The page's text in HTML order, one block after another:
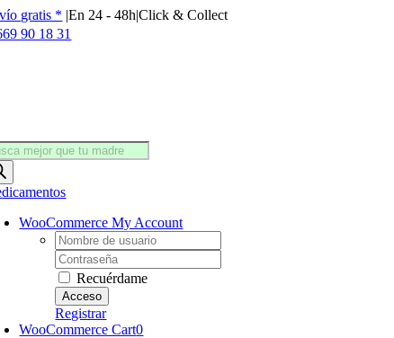
Saltar
al
gratis * |En 24 - 48h|Click & Collect
90 18 31
WooCommerce My Account
Username:
Password:
Recuérdame
Registrar
WooCommerce Cart0